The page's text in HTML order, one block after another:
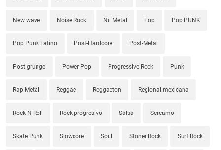
New wave Noise Rock Nu Metal Pop Pop PUNK
Pop Punk Latino Post-Hardcore Post-Metal
Post-grunge Power Pop Progressive Rock Punk
Rap Metal Reggae Reggaeton Regional mexicana
Rock N Roll Rock progresivo Salsa Screamo
Skate Punk Slowcore Soul Stoner Rock Surf Rock